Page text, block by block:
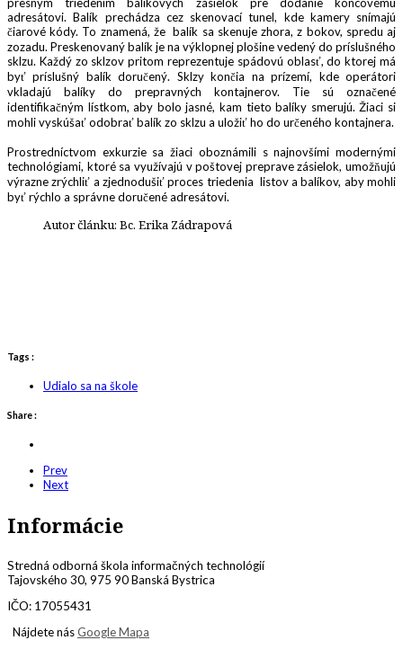
presným triedením balíkových zásielok pre dodanie koncovému
adresátovi. Balík prechádza cez skenovací tunel, kde kamery snímajú
čiarové kódy. To znamená, že balík sa skenuje zhora, z bokov, spredu aj
zozadu. Preskenovaný balík je na výklopnej plošine vedený do príslušného
sklzu. Každý zo sklzov pritom reprezentuje spádovú oblasť, do ktorej má
byť príslušný balík doručený. Sklzy končia na prízemí, kde operátori
vkladajú balíky do prepravných kontajnerov. Tie sú označené
identifikačným lístkom, aby bolo jasné, kam tieto balíky smerujú. Žiaci si
mohli vyskúšať odobrať balík zo sklzu a uložiť ho do určeného kontajnera.
Prostredníctvom exkurzie sa žiaci oboznámili s najnovšími modernými
technológiami, ktoré sa využívajú v poštovej preprave zásielok, umožňujú
výrazne zrýchliť a zjednodušiť proces triedenia listov a balíkov, aby mohli
byť rýchlo a správne doručené adresátovi.
Autor článku: Bc. Erika Zádrapová
Tags :
Udialo sa na škole
Share :
Prev
Next
Informácie
Stredná odborná škola informačných technológií
Tajovského 30, 975 90 Banská Bystrica
IČO: 17055431
Nájdete násGoogle Mapa